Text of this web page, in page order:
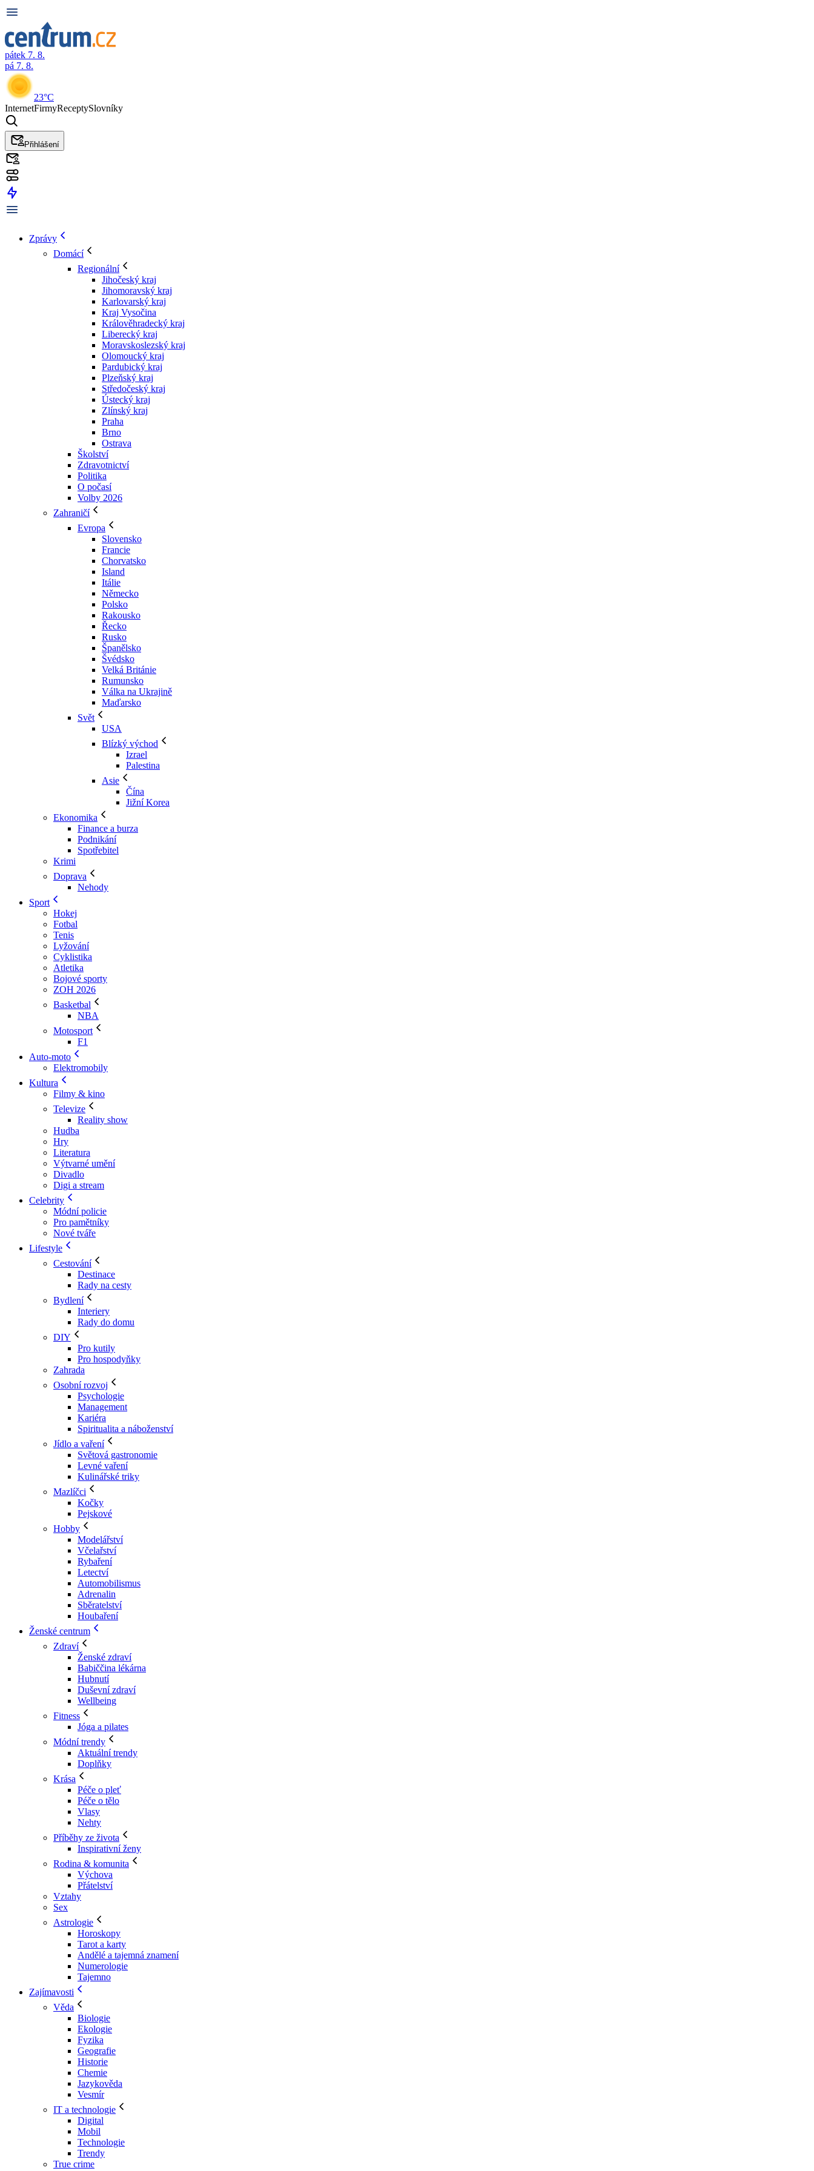
pátek 7. 8.
pá 7. 8.
23°C
InternetFirmyReceptySlovníky
Přihlášení
Zprávy
Domácí
Regionální
Jihočeský kraj
Jihomoravský kraj
Karlovarský kraj
Kraj Vysočina
Králověhradecký kraj
Liberecký kraj
Moravskoslezský kraj
Olomoucký kraj
Pardubický kraj
Plzeňský kraj
Středočeský kraj
Ústecký kraj
Zlínský kraj
Praha
Brno
Ostrava
Školství
Zdravotnictví
Politika
O počasí
Volby 2026
Zahraničí
Evropa
Slovensko
Francie
Chorvatsko
Island
Itálie
Německo
Polsko
Rakousko
Řecko
Rusko
Španělsko
Švédsko
Velká Británie
Rumunsko
Válka na Ukrajině
Maďarsko
Svět
USA
Blízký východ
Izrael
Palestina
Asie
Čína
Jižní Korea
Ekonomika
Finance a burza
Podnikání
Spotřebitel
Krimi
Doprava
Nehody
Sport
Hokej
Fotbal
Tenis
Lyžování
Cyklistika
Atletika
Bojové sporty
ZOH 2026
Basketbal
NBA
Motosport
F1
Auto-moto
Elektromobily
Kultura
Filmy & kino
Televize
Reality show
Hudba
Hry
Literatura
Výtvarné umění
Divadlo
Digi a stream
Celebrity
Módní policie
Pro pamětníky
Nové tváře
Lifestyle
Cestování
Destinace
Rady na cesty
Bydlení
Interiery
Rady do domu
DIY
Pro kutily
Pro hospodyňky
Zahrada
Osobní rozvoj
Psychologie
Management
Kariéra
Spiritualita a náboženství
Jídlo a vaření
Světová gastronomie
Levné vaření
Kulinářské triky
Mazlíčci
Kočky
Pejskové
Hobby
Modelářství
Včelařství
Rybaření
Letectví
Automobilismus
Adrenalin
Sběratelství
Houbaření
Ženské centrum
Zdraví
Ženské zdraví
Babiččina lékárna
Hubnutí
Duševní zdraví
Wellbeing
Fitness
Jóga a pilates
Módní trendy
Aktuální trendy
Doplňky
Krása
Péče o pleť
Péče o tělo
Vlasy
Nehty
Příběhy ze života
Inspirativní ženy
Rodina & komunita
Výchova
Přátelství
Vztahy
Sex
Astrologie
Horoskopy
Tarot a karty
Andělé a tajemná znamení
Numerologie
Tajemno
Zajímavosti
Věda
Biologie
Ekologie
Fyzika
Geografie
Historie
Chemie
Jazykověda
Vesmír
IT a technologie
Digital
Mobil
Technologie
Trendy
True crime